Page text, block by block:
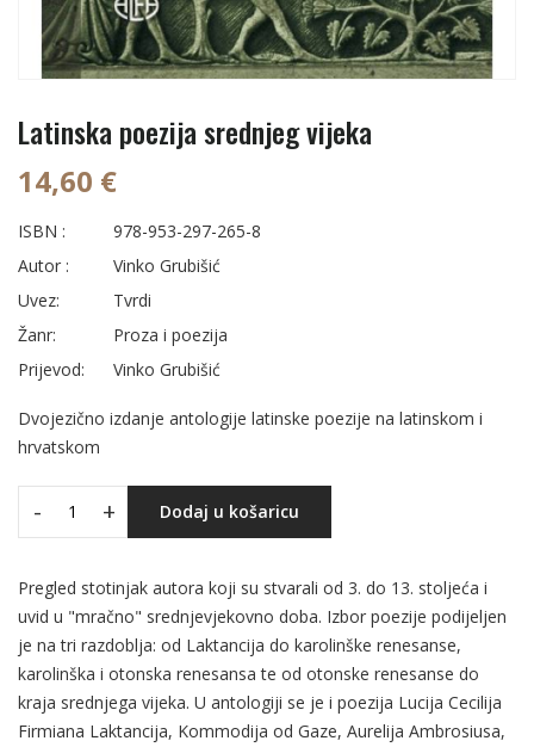
Latinska poezija srednjeg vijeka
14,60 €
ISBN :
978-953-297-265-8
Autor :
Vinko Grubišić
Uvez:
Tvrdi
Žanr:
Proza i poezija
Prijevod:
Vinko Grubišić
Dvojezično izdanje antologije latinske poezije na latinskom i
hrvatskom
- + Dodaj u košaricu
Pregled stotinjak autora koji su stvarali od 3. do 13. stoljeća i
uvid u "mračno" srednjevjekovno doba. Izbor poezije podijeljen
je na tri razdoblja: od Laktancija do karolinške renesanse,
karolinška i otonska renesansa te od otonske renesanse do
kraja srednjega vijeka. U antologiji se je i poezija Lucija Cecilija
Firmiana Laktancija, Kommodija od Gaze, Aurelija Ambrosiusa,